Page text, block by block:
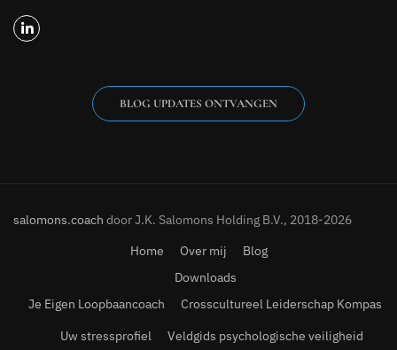
BLOG UPDATES ONTVANGEN
salomons.coach door J.K. Salomons Holding B.V., 2018-2026
Home
Over mij
Blog
Downloads
Je Eigen Loopbaancoach
Crosscultureel Leiderschap Kompas
Uw stressprofiel
Veldgids psychologische veiligheid